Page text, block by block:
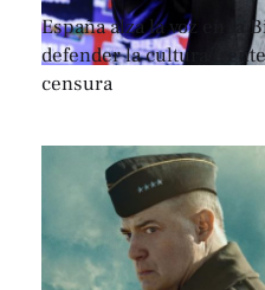
España alza la voz en la
defender la cultura
censura